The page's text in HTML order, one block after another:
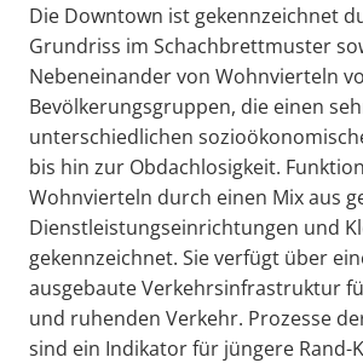
Die Downtown ist gekennzeichnet
Grundriss im Schachbrettmuster
Nebeneinander von Wohnvierteln
Bevölkerungsgruppen, die einen
unterschiedlichen
bis hin zur Obdachlosigkeit.
Wohnvierteln durch einen Mix aus
Dienstleistungseinrichtungen und
gekennzeichnet. Sie verfügt über
ausgebaute Verkehrsinfrastruktur
und ruhenden Verkehr. Prozesse
sind ein Indikator für jüngere Rand-